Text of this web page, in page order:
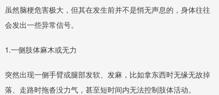
虽然脑梗危害极大，但其在发生前并不是悄无声息的，身体往往
会发出一些异常信号。
1.一侧肢体麻木或无力
突然出现一侧手臂或腿部发软、发麻，比如拿东西时无缘无故掉
落、走路时拖沓没力气，甚至短时间内无法控制肢体活动。